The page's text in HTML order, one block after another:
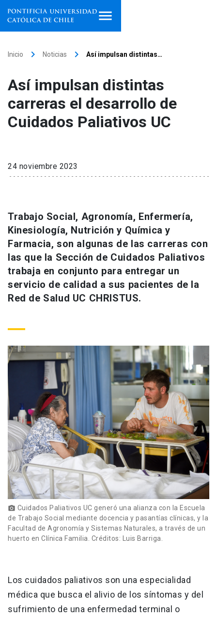
Facultades, escuelas e
institutos
Investigación
Extensión
Universidad
Información para keyboard_arrow_down
Futuros estudiantes
Estudiantes
Personal
Padres y familia
Vecinos launch
Go to english site launch
ACCESOS DIRECTOS
Correo UC launch
Mi Portal UC launch
Medios Biblioteca
Donaciones launch
Inicio keyboard_arrow_right Noticias keyboard_arrow_right Así impulsan distintas…
Así impulsan distintas
carreras el desarrollo de
Cuidados Paliativos UC
24 noviembre 2023
Trabajo Social, Agronomía, Enfermería,
Kinesiología, Nutrición y Química y
Farmacia, son algunas de las carreras con
las que la Sección de Cuidados Paliativos
trabaja en conjunto para entregar un
servicio de calidad a sus pacientes de la
Red de Salud UC CHRISTUS.
photo_camera Cuidados Paliativos UC generó una alianza con la Escuela
de Trabajo Social mediante docencia y pasantías clínicas, y la
Facultad de Agronomía y Sistemas Naturales, a través de un
huerto en Clínica Familia. Créditos: Luis Barriga.
Los cuidados paliativos son una especialidad
médica que busca el alivio de los síntomas y del
sufrimiento de una enfermedad terminal o